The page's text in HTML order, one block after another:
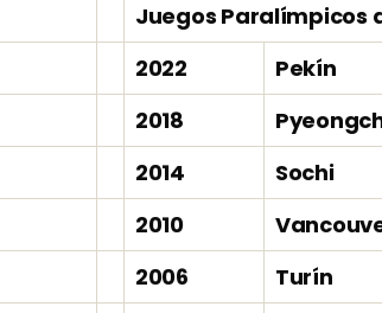
Juegos Paralímpicos
2022
Pekín
2018
2014
Sochi
2010
2006
Turín